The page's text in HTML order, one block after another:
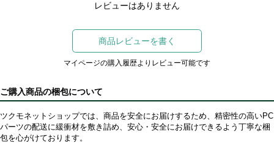
レビューはありません
商品レビューを書く
マイページの購入履歴よりレビュー可能です
ご購入商品の梱包について
ツクモネットショップでは、商品を安全にお届けするため、精密性の高いPC
パーツの配送に緩衝材を敷き詰め、安心・安全にお届けできるよう丁寧な梱
包を心がけております。